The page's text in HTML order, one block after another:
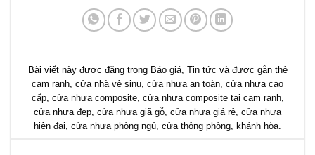
Bài viết này được đăng trong Báo giá, Tin tức và được gắn thẻ
cam ranh cửa nhà vệ sinu cửa nhựa an toàn cửa nhựa cao
cấp, cửa nhựa composite, cửa nhựa composite tại cam ranh,
cửa nhựa đẹp cửa nhựa giã gỗ cửa nhựa giá rẻ cửa nhựa
hiện đại cửa nhựa phòng ngủ cửa thông phòng khánh hòa